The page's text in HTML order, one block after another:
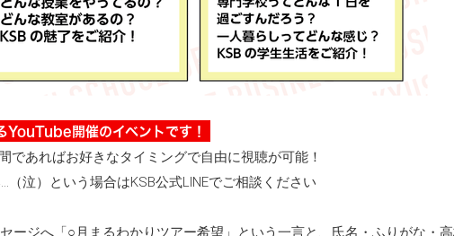
YouTube開催のイベントです！
であればお好きなタイミングで自由に視聴が可能！
泣）という場合はKSB公式LINEでご相談ください
ージへ「○月まるわかりツアー希望」という一言と、氏名・ふりがな・高